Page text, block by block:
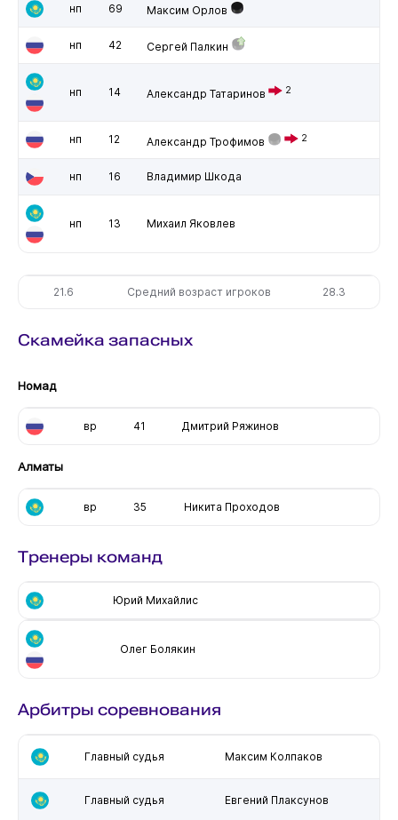
нп 69 Максим Орлов
нп 42 Сергей Палкин
нп 14 Александр Татаринов 2
нп 12 Александр Трофимов 2
нп 16 Владимир Шкода
нп 13 Михаил Яковлев
21.6 Средний возраст игроков 28.3
Скамейка запасных
Номад
вр 41 Дмитрий Ряжинов
Алматы
вр 35 Никита Проходов
Тренеры команд
Юрий Михайлис
Олег Болякин
Арбитры соревнования
Главный судья Максим Колпаков
Главный судья Евгений Плаксунов